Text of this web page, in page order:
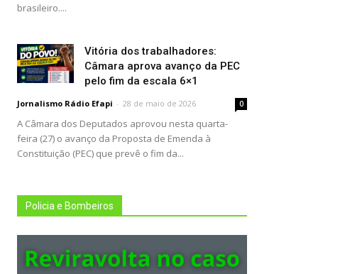
brasileiro....
Vitória dos trabalhadores:
Câmara aprova avanço da PEC
pelo fim da escala 6×1
Jornalismo Rádio Efapi - 28 de maio de 2026 0
A Câmara dos Deputados aprovou nesta quarta-
feira (27) o avanço da Proposta de Emenda à
Constituição (PEC) que prevê o fim da...
Policia e Bombeiros